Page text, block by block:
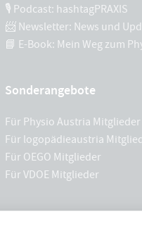
🎙 Podcast: hashtagPRAXIS
📨 Newsletter: News und
📘 E-Book: Mein Weg zum
Sonderangebote
Für Physio Austria Mitglieder
Für logopädieaustria
Für OEGO Mitglieder
Für VDOE Mitglieder